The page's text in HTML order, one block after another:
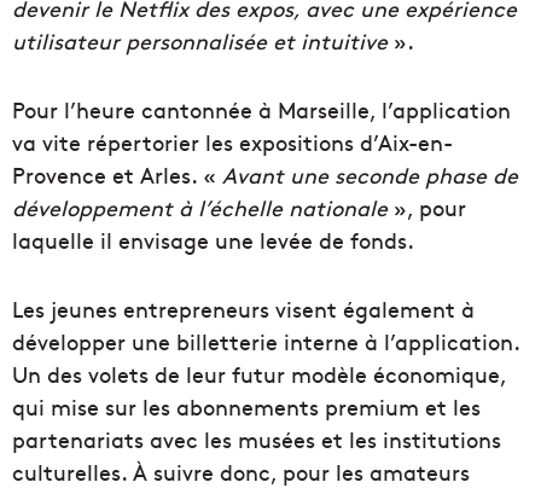
devenir le Netflix des expos, avec une expérience
utilisateur personnalisée et intuitive».
Pour l’heure cantonnée à Marseille, l’application
va vite répertorier les expositions d’Aix-en-
Provence et Arles. « Avant une seconde phase de
développement à l’échelle nationale», pour
laquelle il envisage une levée de fonds.
Les jeunes entrepreneurs visent également à
développer une billetterie interne à l’application.
Un des volets de leur futur modèle économique,
qui mise sur les abonnements premium et les
partenariats avec les musées et les institutions
culturelles. À suivre donc, pour les amateurs